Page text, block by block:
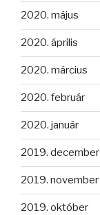
2020. május
2020. április
2020. március
2020. február
2020. január
2019. december
2019. november
2019. október